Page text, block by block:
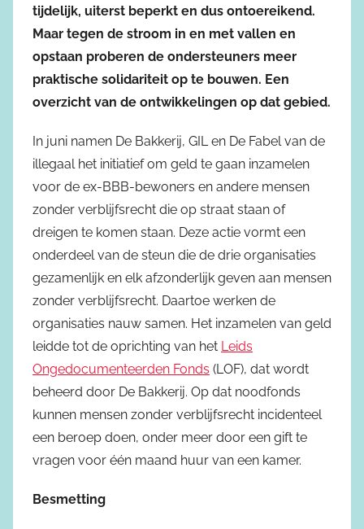
tijdelijk, uiterst beperkt en dus ontoereikend.
Maar tegen de stroom in en met vallen en
opstaan proberen de ondersteuners meer
praktische solidariteit op te bouwen. Een
overzicht van de ontwikkelingen op dat gebied.
In juni namen De Bakkerij, GIL en De Fabel van de
illegaal het initiatief om geld te gaan inzamelen
voor de ex-BBB-bewoners en andere mensen
zonder verblijfsrecht die op straat staan of
dreigen te komen staan. Deze actie vormt een
onderdeel van de steun die de drie organisaties
gezamenlijk en elk afzonderlijk geven aan mensen
zonder verblijfsrecht. Daartoe werken de
organisaties nauw samen. Het inzamelen van geld
leidde tot de oprichting van het Leids
Ongedocumenteerden Fonds (LOF), dat wordt
beheerd door De Bakkerij. Op dat noodfonds
kunnen mensen zonder verblijfsrecht incidenteel
een beroep doen, onder meer door een gift te
vragen voor één maand huur van een kamer.
Besmetting